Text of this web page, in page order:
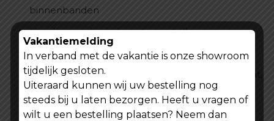
binnenbanden
Handgreep drie in hoogte verstelbaar
ZERO START en NIET NUL START
Groot led instrument ①3 snelheid ② E rem ③ Licht,
bereik, uitrusting, batterij, foutweergave ④
ODO,TRIP,VOL,CUR,TIME- weergaveschakelaar
Vakantiemelding
In verband met de vakantie is onze showroom
tijdelijk gesloten.
Uiteraard kunnen wij uw bestelling nog
steeds bij u laten bezorgen. Heeft u vragen of
wilt u een bestelling plaatsen? Neem dan